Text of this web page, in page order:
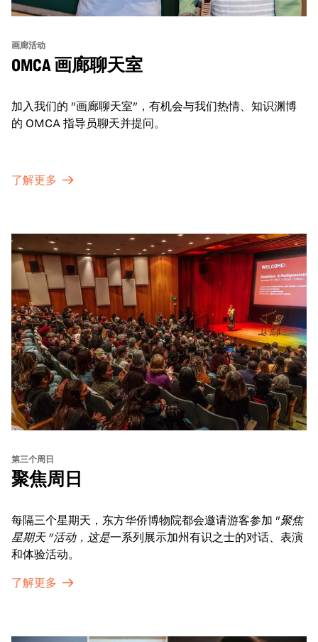
画廊活动
OMCA 画廊聊天室
加入我们的 "画廊聊天室"，有机会与我们热情、知识渊博
的 OMCA 指导员聊天并提问。
了解更多
第三个周日
聚焦周日
每隔三个星期天，东方华侨博物院都会邀请游客参加 "聚焦
星期天 "活动，这是一系列展示加州有识之士的对话、表演
和体验活动。
了解更多